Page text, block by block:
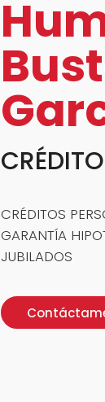
CRÉDITOS
GARANTÍA
JUBILADOS